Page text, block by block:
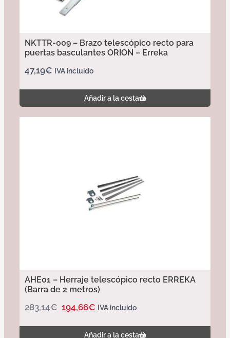
NKTTR-009 – Brazo telescópico recto para
puertas basculantes ORION – Erreka
47,19€ IVA incluido
Añadir a la cesta
AHE01 – Herraje telescópico recto ERREKA
(Barra de 2 metros)
283,14€ 194,66€ IVA incluido
Añadir a la cesta